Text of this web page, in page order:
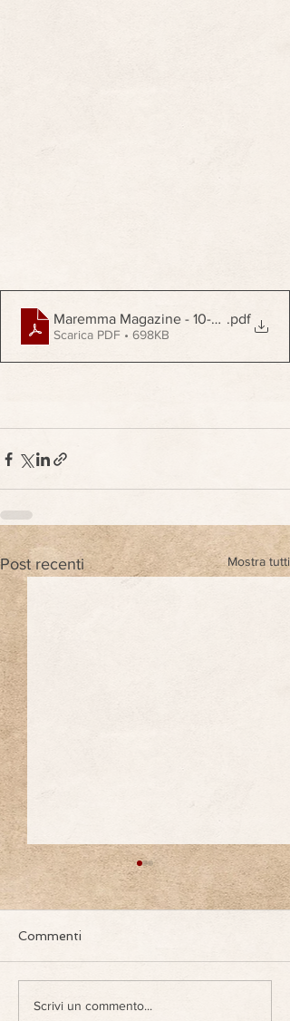
Maremma Magazine - 10-24 -.pdf
Scarica PDF • 698KB
Post recenti Mostra tutti
Il Morellino si conferma
Commenti
Scrivi un commento...